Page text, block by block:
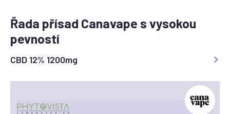
Řada přísad Canavape s vysokou
pevností
CBD 12% 1200mg